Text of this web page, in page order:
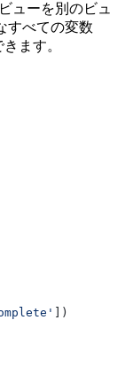
ューを別のビュ
すべての変数
ます。
])